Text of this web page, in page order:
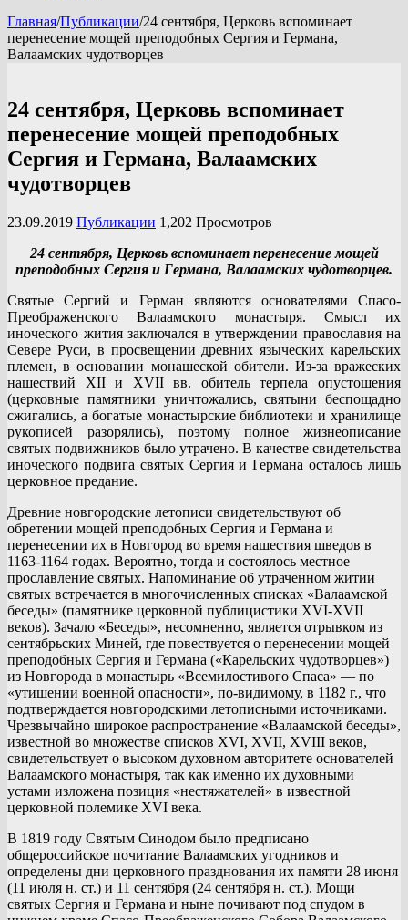
Главная/Публикации/24 сентября, Церковь вспоминает
перенесение мощей преподобных Сергия и Германа,
Валаамских чудотворцев
24 сентября, Церковь вспоминает
перенесение мощей преподобных
Сергия и Германа, Валаамских
чудотворцев
23.09.2019 Публикации 1,202 Просмотров
24 сентября, Церковь вспоминает перенесение мощей
преподобных Сергия и Германа, Валаамских чудотворцев.
Святые Сергий и Герман являются основателями Спасо-
Преображенского Валаамского монастыря. Смысл их
иноческого жития заключался в утверждении православия на
Севере Руси, в просвещении древних языческих карельских
племен, в основании монашеской обители. Из-за вражеских
нашествий XII и XVII вв. обитель терпела опустошения
(церковные памятники уничтожались, святыни беспощадно
сжигались, а богатые монастырские библиотеки и хранилище
рукописей разорялись), поэтому полное жизнеописание
святых подвижников было утрачено. В качестве свидетельства
иноческого подвига святых Сергия и Германа осталось лишь
церковное предание.
Древние новгородские летописи свидетельствуют об
обретении мощей преподобных Сергия и Германа и
перенесении их в Новгород во время нашествия шведов в
1163-1164 годах. Вероятно, тогда и состоялось местное
прославление святых. Напоминание об утраченном житии
святых встречается в многочисленных списках «Валаамской
беседы» (памятнике церковной публицистики XVI-XVII
веков). Зачало «Беседы», несомненно, является отрывком из
сентябрьских Миней, где повествуется о перенесении мощей
преподобных Сергия и Германа («Карельских чудотворцев»)
из Новгорода в монастырь «Всемилостивого Спаса» — по
«утишении военной опасности», по-видимому, в 1182 г., что
подтверждается новгородскими летописными источниками.
Чрезвычайно широкое распространение «Валаамской беседы»,
известной во множестве списков XVI, XVII, XVIII веков,
свидетельствует о высоком духовном авторитете основателей
Валаамского монастыря, так как именно их духовными
устами изложена позиция «нестяжателей» в известной
церковной полемике XVI века.
В 1819 году Святым Синодом было предписано
общероссийское почитание Валаамских угодников и
определены дни церковного празднования их памяти 28 июня
(11 июля н. ст.) и 11 сентября (24 сентября н. ст.). Мощи
святых Сергия и Германа и ныне почивают под спудом в